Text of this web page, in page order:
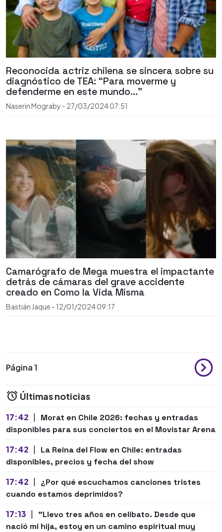
Reconocida actriz chilena se sincera sobre su
diagnóstico de TEA: “Para moverme y
defenderme en este mundo…”
Naserin Mograby - 27/03/202407:51
Camarógrafo de Mega muestra el impactante
detrás de cámaras del grave accidente
creado en Como la Vida Misma
Bastián Jaque - 12/01/202409:17
Página 1
Últimas noticias
17:42 |
Morat en Chile 2026: fechas y entradas
disponibles para sus conciertos en el Movistar Arena
17:42 |
La Reina del Flow en Chile: entradas
disponibles, precios y fecha del show
17:42 |
¿Por qué escuchamos canciones tristes
cuando estamos deprimidos?
17:13 |
"Llevo tres años en celibato. Desde que
nació mi hija, estoy en un camino espiritual muy